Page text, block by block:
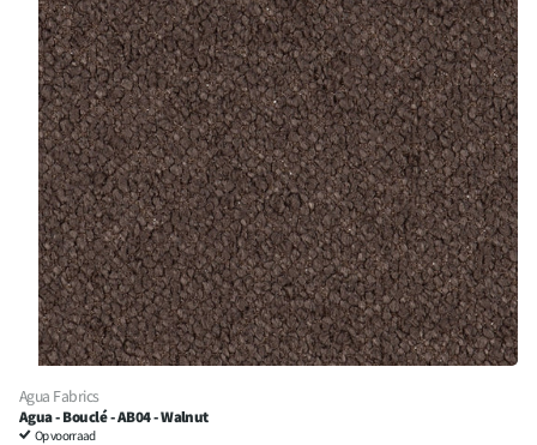
Agua Fabrics
Agua - Bouclé - AB04 - Walnut
Op voorraad